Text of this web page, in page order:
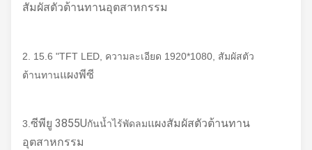
สัมผัสตัวต้านทานอุตสาหกรรม
2. 15.6 "TFT LED, ความละเอียด 1920*1080, สัมผัสตัว
ต้านทานแผงพีซี
3. ซีพียู 3855Uกันน้ำไร้พัดลมแผงสัมผัสตัวต้านทาน
อุตสาหกรรม